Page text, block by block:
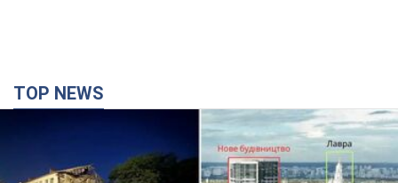
TOP NEWS